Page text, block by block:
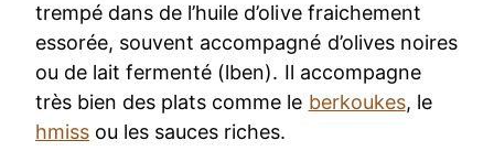
trempé dans de l’huile d’olive fraichement
essorée, souvent accompagné d’olives noires
ou de lait fermenté (lben). Il accompagne
très bien des plats comme le berkoukes, le
hmiss ou les sauces riches.